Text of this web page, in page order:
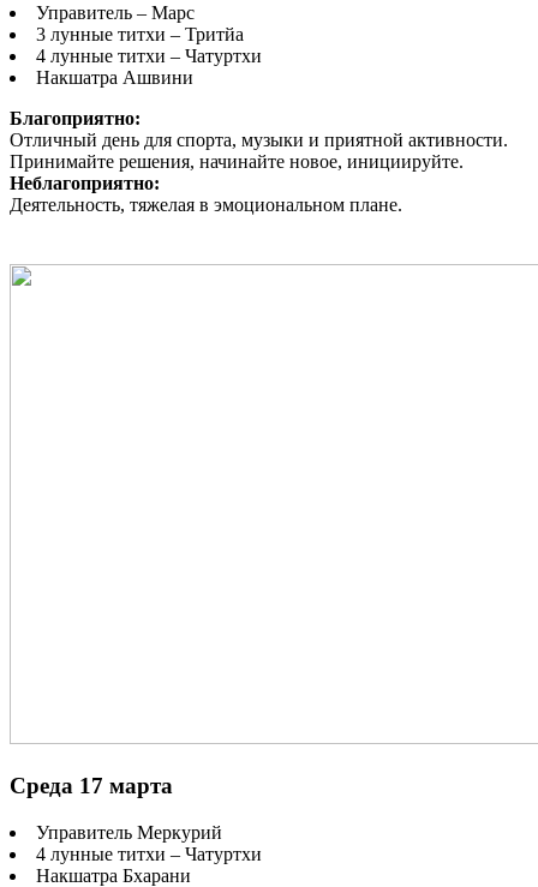
Управитель – Марс
3 лунные титхи – Тритйа
4 лунные титхи – Чатуртхи
Накшатра Ашвини
Благоприятно:
Отличный день для спорта, музыки и приятной активности.
Принимайте решения, начинайте новое, инициируйте.
Неблагоприятно:
Деятельность, тяжелая в эмоциональном плане.
Среда 17 марта
Управитель Меркурий
4 лунные титхи – Чатуртхи
Накшатра Бхарани